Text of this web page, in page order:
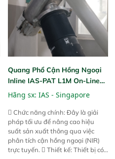
Quang Phổ Cận Hồng Ngoại
Inline IAS-PAT L1M On-Line
NIR
Hãng sx: IAS - Singapore
 Chức năng chính: Đây là giải
pháp tối ưu để nâng cao hiệu
suất sản xuất thông qua việc
phân tích cận hồng ngoại (NIR)
trực tuyến.  Thiết kế: Thiết bị có